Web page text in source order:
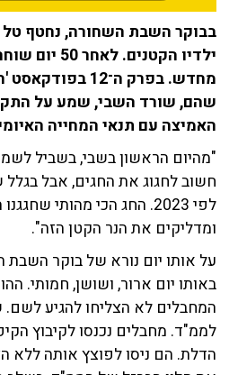
מחדש. בפרק
שהם, שורד השבי, שמע על
האמיצה עם תנאי המחייה
"מהיום הראשון בשבי, בשביל
חשוב לחגוג את החגים, אבל
לפי 2023. החג הכי מהותי
ומדליקים את הנר הקטן הזה".
על אותו יום נורא של בוקר
המחבלים לא הצליחו להגיע לשם.
לממ"ד. מחבלים נכנסו לקיבוץ
הדלת. הם ניסו לפוצץ אותה ללא